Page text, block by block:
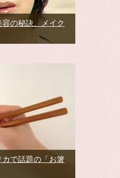
の秘訣、メイク
カで話題の「お箸